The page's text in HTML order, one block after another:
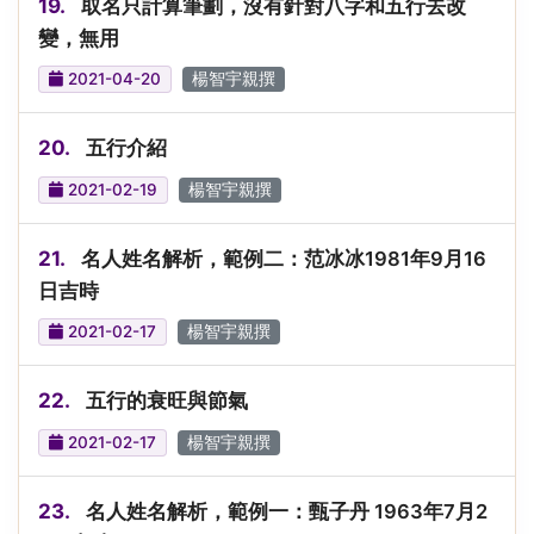
19.
取名只計算筆劃，沒有針對八字和五行去改
變，無用
2021-04-20 楊智宇親撰
20. 五行介紹
2021-02-19 楊智宇親撰
21.
名人姓名解析，範例二：范冰冰1981年9月16
日吉時
2021-02-17 楊智宇親撰
22. 五行的衰旺與節氣
2021-02-17 楊智宇親撰
23.
名人姓名解析，範例一：甄子丹 1963年7月2